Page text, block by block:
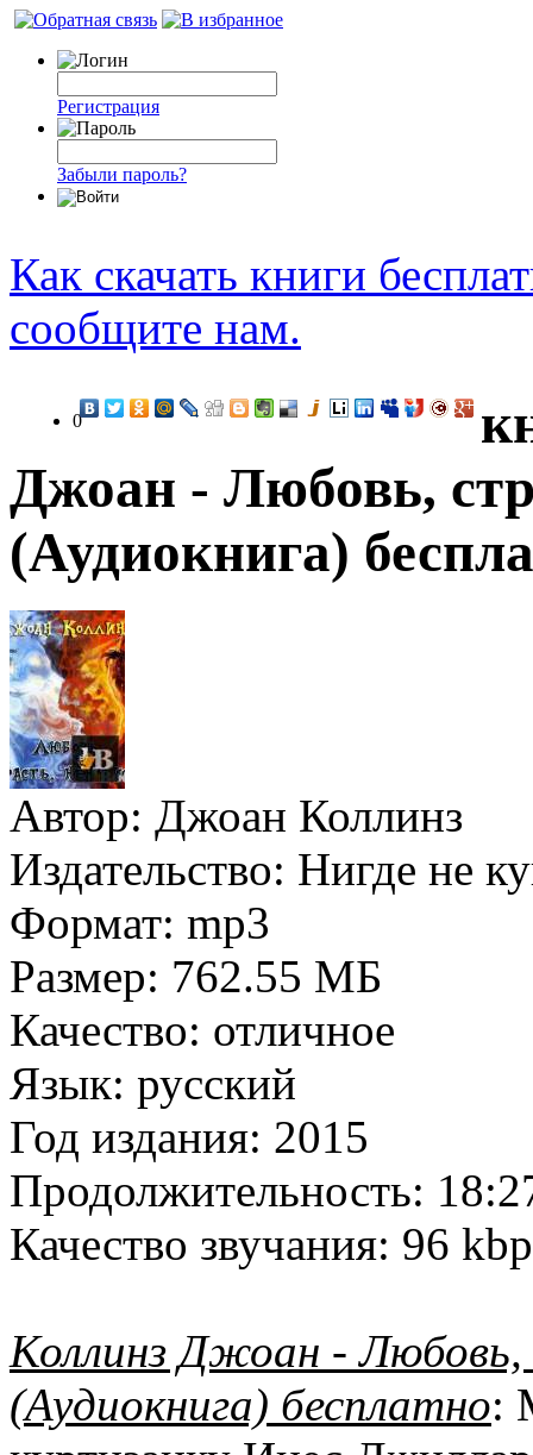
Регистрация
Забыли пароль?
Как скачать книги
сообщите нам.
0
Джоан - Любовь,
(Аудиокнига)
Автор: Джоан Коллинз
Издательство: Нигде не
Формат: mp3
Размер: 762.55 МБ
Качество: отличное
Язык: русский
Год издания: 2015
Продолжительность:
Качество звучания: 96
Коллинз Джоан -
(Аудиокнига) бесплатно: